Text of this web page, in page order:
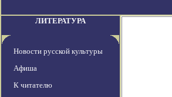
ЛИТЕРАТУРА
Новости русской культуры
Афиша
К читателю